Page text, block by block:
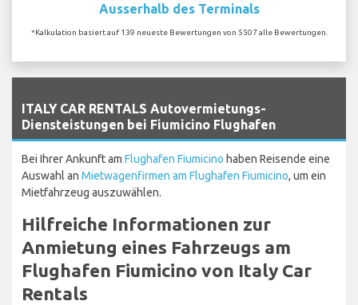
Ausserhalb des Terminals
*Kalkulation basiert auf 139 neueste Bewertungen von 5507 alle Bewertungen.
ITALY CAR RENTALS Autovermietungs-
Diensteistungen bei Fiumicino Flughafen
Bei Ihrer Ankunft am Flughafen Fiumicino haben Reisende eine
Auswahl an Mietwagenfirmen am Flughafen Fiumicino, um ein
Mietfahrzeug auszuwählen.
Hilfreiche Informationen zur
Anmietung eines Fahrzeugs am
Flughafen Fiumicino von Italy Car
Rentals